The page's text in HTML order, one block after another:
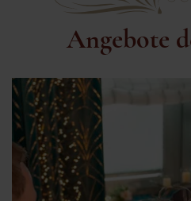
Angebote